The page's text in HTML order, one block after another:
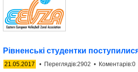
Рівненські студентки
21.05.2017 • Переглядів:2902 • Коментарів:0